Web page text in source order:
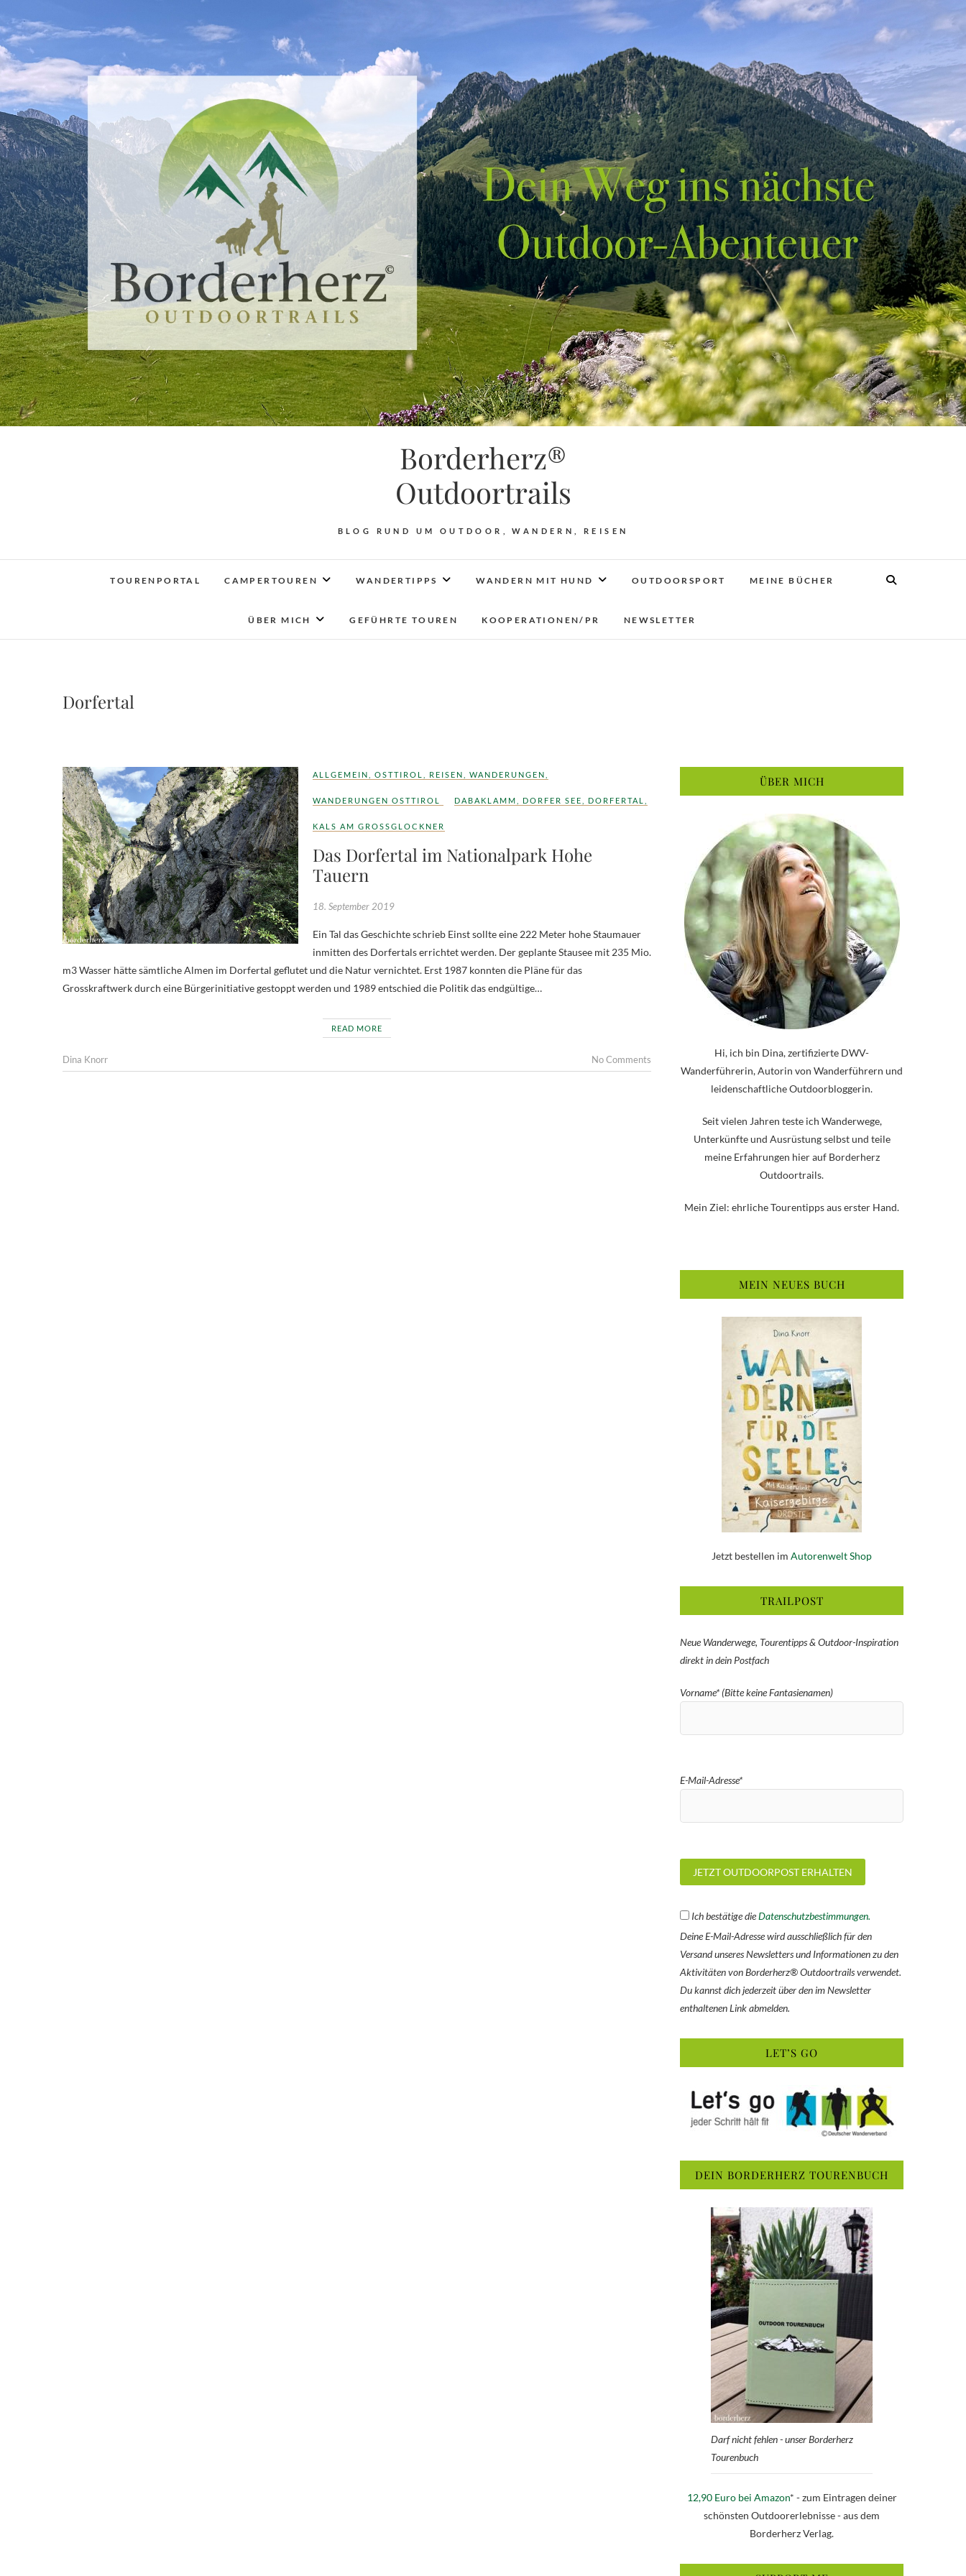
Borderherz®
Outdoortrails
BLOG RUND UM OUTDOOR, WANDERN, REISEN
TOURENPORTAL CAMPERTOUREN WANDERTIPPS WANDERN MIT HUND OUTDOORSPORT MEINE BÜCHER
ÜBER MICH GEFÜHRTE TOUREN KOOPERATIONEN/PR NEWSLETTER
Dorfertal
ALLGEMEIN OSTTIROL REISEN WANDERUNGEN
WANDERUNGEN OSTTIROL DABAKLAMM DORFER SEE DORFERTAL
KALS AM GROSSGLOCKNER
Das Dorfertal im Nationalpark Hohe
Tauern
18. September 2019
Ein Tal das Geschichte schrieb Einst sollte eine 222 Meter hohe Staumauer
inmitten des Dorfertals errichtet werden. Der geplante Stausee mit 235 Mio.
m3 Wasser hätte sämtliche Almen im Dorfertal geflutet und die Natur vernichtet. Erst 1987 konnten die Pläne für das
Grosskraftwerk durch eine Bürgerinitiative gestoppt werden und 1989 entschied die Politik das endgültige…
READ MORE
Dina Knorr No Comments
ÜBER MICH
Hi, ich bin Dina, zertifizierte DWV-
Wanderführerin, Autorin von Wanderführern und
leidenschaftliche Outdoorbloggerin.
Seit vielen Jahren teste ich Wanderwege,
Unterkünfte und Ausrüstung selbst und teile
meine Erfahrungen hier auf Borderherz
Outdoortrails.
Mein Ziel: ehrliche Tourentipps aus erster Hand.
MEIN NEUES BUCH
Jetzt bestellen im Autorenwelt Shop
TRAILPOST
Neue Wanderwege, Tourentipps & Outdoor-Inspiration
direkt in dein Postfach
Vorname* (Bitte keine Fantasienamen)
E-Mail-Adresse*
Ich bestätige dieDatenschutzbestimmungen.
Deine E-Mail-Adresse wird ausschließlich für den
Versand unseres Newsletters und Informationen zu den
Aktivitäten von Borderherz® Outdoortrails verwendet.
Du kannst dich jederzeit über den im Newsletter
enthaltenen Link abmelden.
LET’S GO
DEIN BORDERHERZ TOURENBUCH
Darf nicht fehlen - unser Borderherz
Tourenbuch
12,90 Euro bei Amazon* - zum Eintragen deiner
schönsten Outdoorerlebnisse - aus dem
Borderherz Verlag.